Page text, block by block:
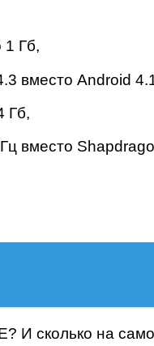
1 Гб,
вместо Android
Гб,
вместо
И сколько на